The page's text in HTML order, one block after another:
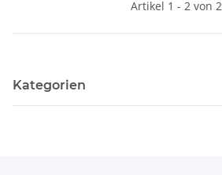
Artikel 1 - 2 von 2
Kategorien